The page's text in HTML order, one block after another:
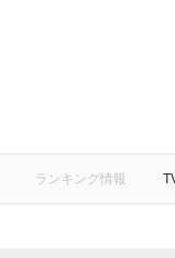
ランキング情報